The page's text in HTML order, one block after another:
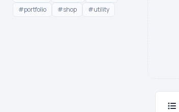
#portfolio
#shop #utility